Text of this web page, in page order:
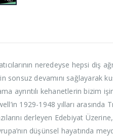
neredeyse hepsi diş
sonsuz devamını sağlayarak
ayrıntılı kehanetlerin bizim
1929-1948 yılları
derleyen Edebiyat
düşünsel hayatında